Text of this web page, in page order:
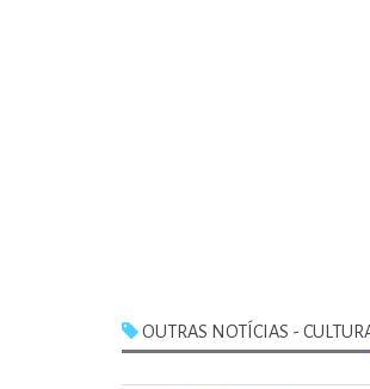
OUTRAS NOTÍCIAS -